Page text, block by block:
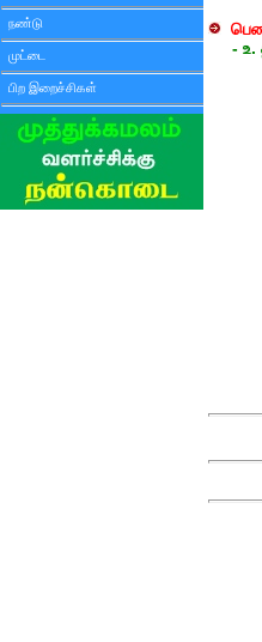
நண்டு
முட்டை
பிற இறைச்சிகள்
- உ.